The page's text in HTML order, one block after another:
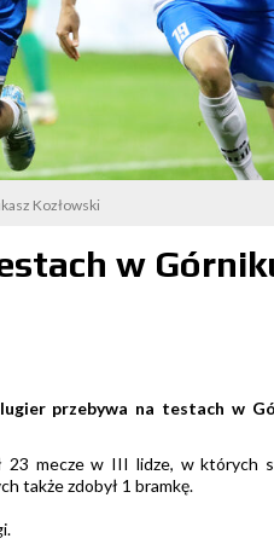
Kozłowski
w
przebywa na testach w
23 mecze w III lidze, w których
także zdobył 1 bramkę.